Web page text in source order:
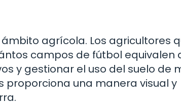
agrícola. Los agricultores
campos de fútbol equivalen
y gestionar el uso del suelo de
proporciona una manera visual y